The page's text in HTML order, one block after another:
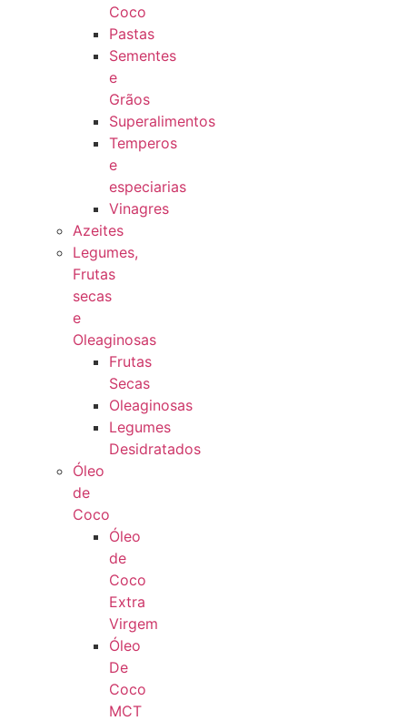
Coco
Pastas
Sementes
e
Grãos
Superalimentos
Temperos
e
especiarias
Vinagres
Azeites
Legumes,
Frutas
secas
e
Oleaginosas
Frutas
Secas
Oleaginosas
Legumes
Desidratados
Óleo
de
Coco
Óleo
de
Coco
Extra
Virgem
Óleo
De
Coco
MCT